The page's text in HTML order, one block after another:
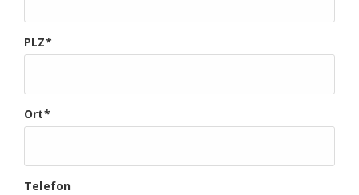
PLZ*
Ort*
Telefon